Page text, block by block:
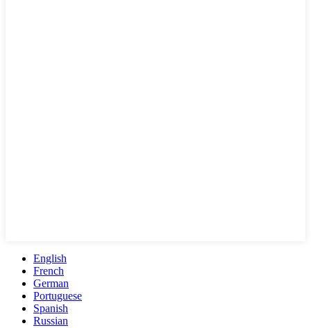
English
French
German
Portuguese
Spanish
Russian